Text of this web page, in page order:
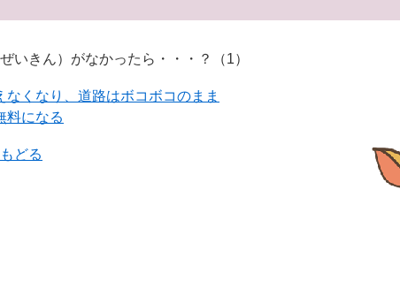
いきん）がなかったら・・・？（1）
なくなり、道路はボコボコのまま
料になる
どる